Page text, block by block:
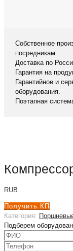
Собственное
посредникам.
Доставка по
Гарантия на
Гарантийное и
оборудования.
Поэтапная
RUB
Получить КП
Категория:
Подберем